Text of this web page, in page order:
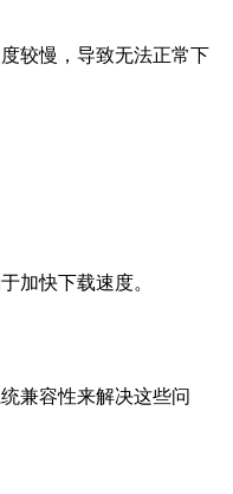
较慢，导致无法正常下
加快下载速度。
兼容性来解决这些问